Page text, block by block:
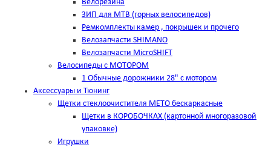
Велорезина
ЗИП для MTB (горных велосипедов)
Ремкомплекты камер , покрышек и прочего
Велозапчасти SHIMANO
Велозапчасти MicroSHIFT
Велосипеды с МОТОРОМ
1 Обычные дорожники 28" с мотором
Аксессуары и Тюнинг
Щетки стеклоочистителя METO бескаркасные
Щетки в КОРОБОЧКАХ (картонной многоразовой
упаковке)
Игрушки